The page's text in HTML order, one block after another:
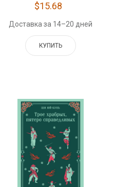
$15.68
Доставка за 14–20 дней
КУПИТЬ